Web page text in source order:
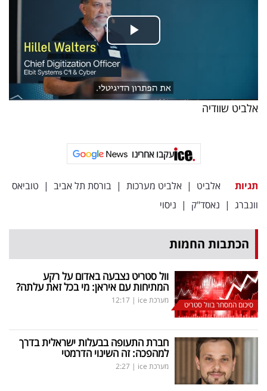
אלביט שוודיה
עקבו אחרינו
תגיות אלביט | אלביט מערכות | בורסת תל אביב | טוביאס
וונברג | נאסד"ק | ניסוי
הכתבות החמות
סיכום המסחר בוול סטריט
וול סטריט נצבעה באדום על רקע
המתיחות עם איראן: מי בכל זאת עלתה?
מערכת ice |
12:17
חברת התעופה בבעלות ישראלית בדרך
למהפכה: זה השינוי הדרמטי
מערכת ice |
2:27